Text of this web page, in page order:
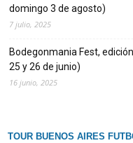
domingo 3 de agosto)
7 julio, 2025
Bodegonmania Fest,
25 y 26 de junio)
16 junio, 2025
TOUR BUENOS AIRES